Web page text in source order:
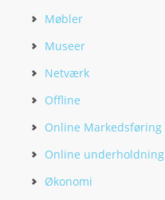
Møbler
Museer
Netværk
Offline
Online Markedsføring
Online underholdning
Økonomi